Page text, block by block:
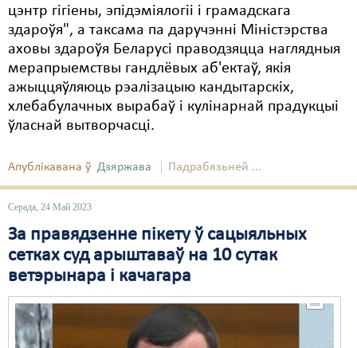
цэнтр гігіены, эпідэміялогіі і грамадскага
здароўя", а таксама па даручэнні Міністэрства
аховы здароўя Беларусі праводзяцца наглядныя
мерапрыемствы гандлёвых аб'ектаў, якія
ажыццяўляюць рэалізацыю кандытарскіх,
хлебабулачных вырабаў і кулінарнай прадукцыі
ўласнай вытворчасці.
Апублікавана ў Дзяржава Падрабязьней ...
Серада, 24 Май 2023
За правядзенне пікету ў сацыяльных
сетках суд арыштаваў на 10 сутак
ветэрынара і качагара